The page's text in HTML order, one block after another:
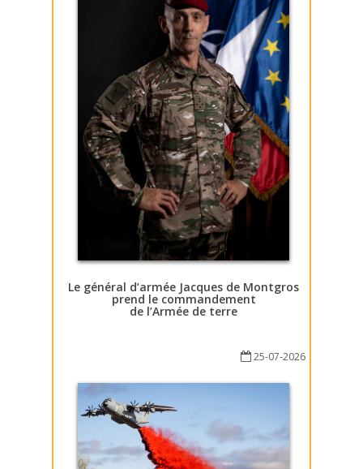
Le général d’armée Jacques de Montgros
prend le commandement
de l’Armée de terre
25-07-2026